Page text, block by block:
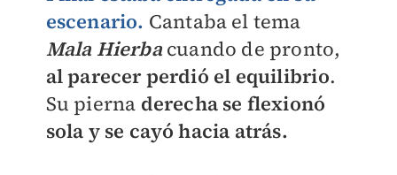
escenario. Cantaba el tema
Mala Hierbacuando de pronto,
al parecer perdió el equilibrio.
Su pierna derecha se flexionó
sola y se cayó hacia atrás.